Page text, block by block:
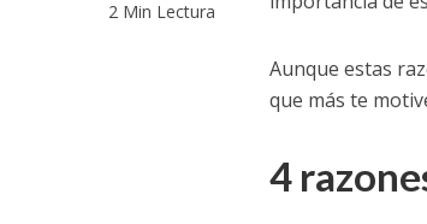
2 Min Lectura
Aunque estas
que más te
4